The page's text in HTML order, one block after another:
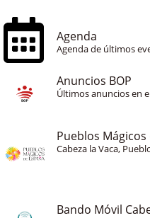
Agenda
Agenda de últimos
Anuncios BOP
Últimos anuncios en
Pueblos Mágicos
Cabeza la Vaca,
Bando Móvil